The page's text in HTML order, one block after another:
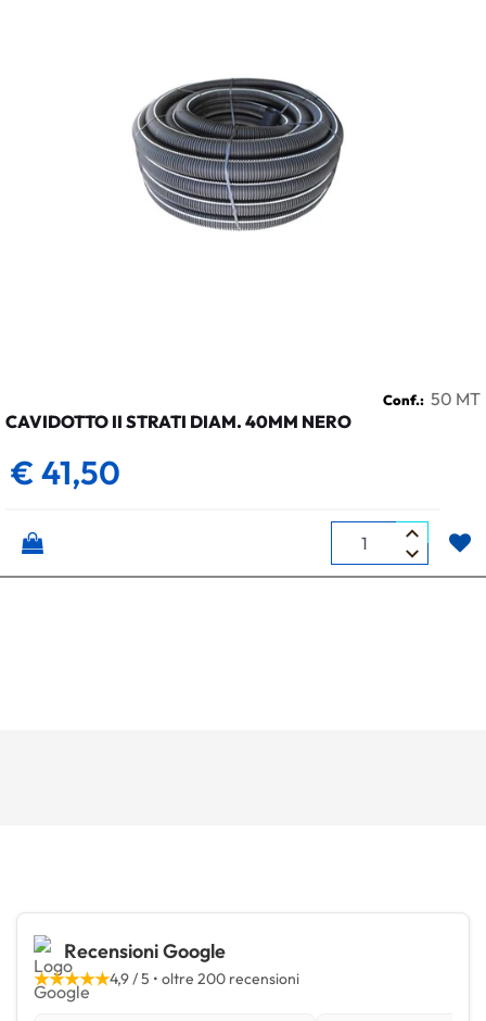
Conf.: 50 MT
CAVIDOTTO II STRATI DIAM. 40MM NERO
€ 41,50
Quantità
Recensioni Google
★★★★★4,9 / 5 • oltre 200 recensioni